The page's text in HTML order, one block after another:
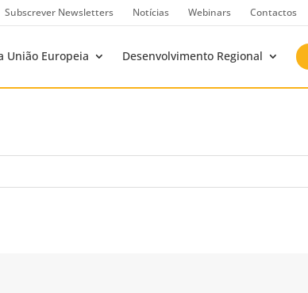
Subscrever Newsletters Notícias Webinars Contactos
União Europeia Desenvolvimento Regional